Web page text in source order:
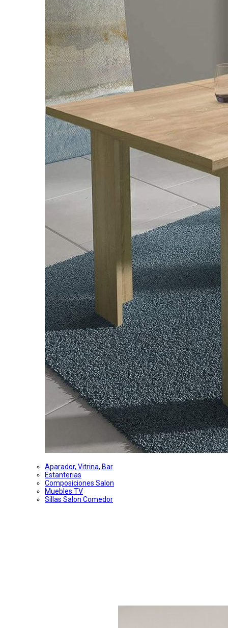
Aparador, Vitrina, Bar
Estanterias
Composiciones Salon
Muebles TV
Sillas Salon Comedor